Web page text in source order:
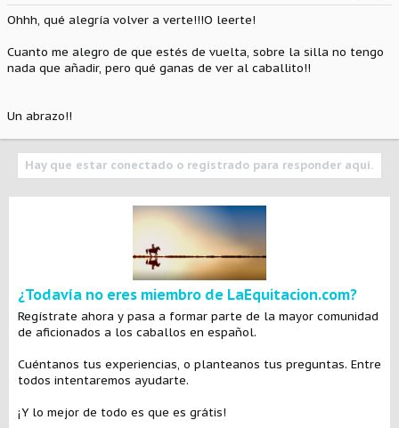
s
Ohhh, qué alegría volver a verte!!!O leerte!
Cuanto me alegro de que estés de vuelta, sobre la silla no tengo
nada que añadir, pero qué ganas de ver al caballito!!
Un abrazo!!
Hay que estar conectado o registrado para responder aquí.
¿Todavía no eres miembro de LaEquitacion.com?
Regístrate ahora y pasa a formar parte de la mayor comunidad
de aficionados a los caballos en español.
Cuéntanos tus experiencias, o planteanos tus preguntas. Entre
todos intentaremos ayudarte.
¡Y lo mejor de todo es que es grátis!